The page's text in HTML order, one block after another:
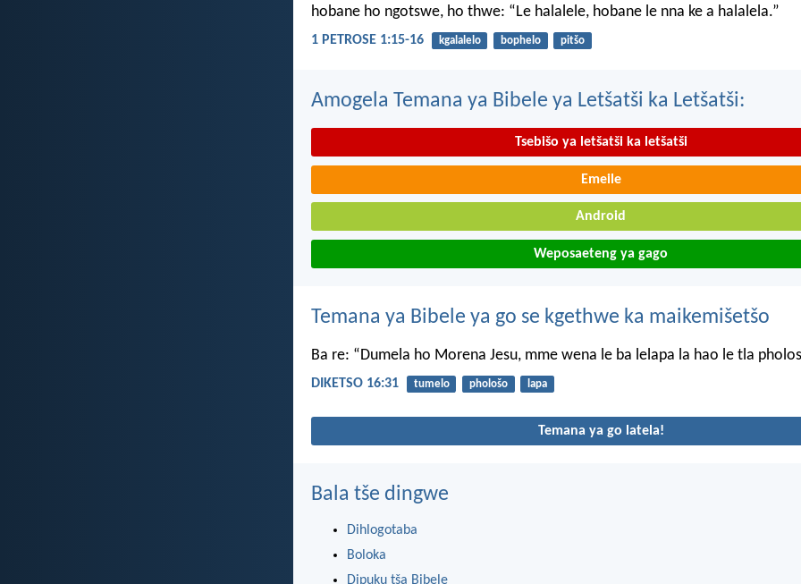
hobane ho ngotswe, ho thwe: “Le halalele, hobane le nna ke a halalela.”
1 PETROSE 1:15-16 kgalalelo bophelo pitšo
Amogela Temana ya Bibele ya Letšatši ka Letšatši:
Tsebišo ya letšatši ka letšatši
Emeile
Android
Weposaeteng ya gago
Temana ya Bibele ya go se kgethwe ka maikemišetšo
Ba re: “Dumela ho Morena Jesu, mme wena le ba lelapa la hao le tla
DIKETSO 16:31 tumelo phološo lapa
Temana ya go latela!
Bala tše dingwe
Dihlogotaba
Boloka
Dipuku tša Bibele